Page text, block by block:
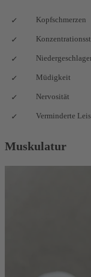
Kopfschmerzen
Müdigkeit
Nervosität
Verminderte
Muskulatur